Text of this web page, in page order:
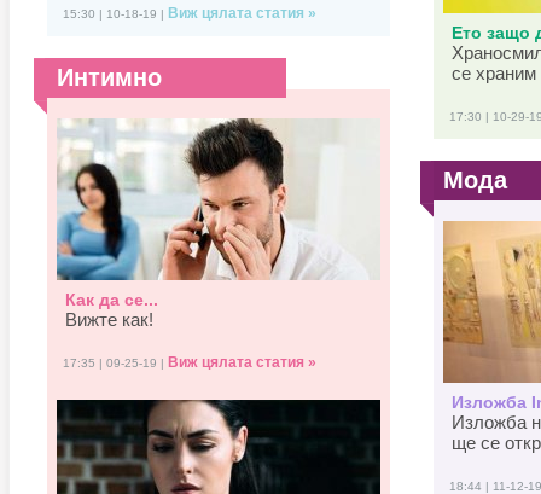
15:30 | 10-18-19 | Виж цялата статия »
Интимно
Как да се...
Вижте как!
17:35 | 09-25-19 | Виж цялата статия »
Ето защо
се храним
17:30 | 10-29-
Мода
Изложба
Изложба
ще се
18:44 | 11-12-